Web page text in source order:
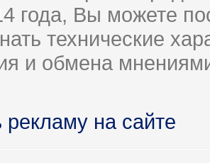
года, Вы можете
технические
и обмена
рекламу на сайте